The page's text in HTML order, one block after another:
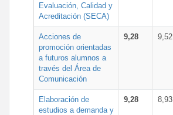
Evaluación, Calidad y
Acreditación (SECA)
Acciones de
promoción orientadas
a futuros alumnos a
través del Área de
Comunicación
9,28 9,52
Elaboración de
estudios a demanda y
9,28 8,93